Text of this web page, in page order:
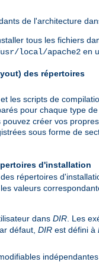
de l'architecture
tous les fichiers
local/apache2 en
des répertoires
les scripts de
pour chaque type
créer vos
sous forme de
d'installation
répertoires
valeurs
dans DIR . Les
défaut, DIR est défini à